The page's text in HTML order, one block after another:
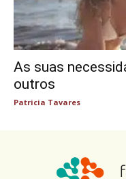
As suas
outros
Patricia Tavares